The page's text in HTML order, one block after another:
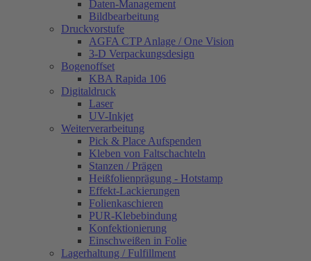
Daten-Management
Bildbearbeitung
Druckvorstufe
AGFA CTP Anlage / One Vision
3-D Verpackungsdesign
Bogenoffset
KBA Rapida 106
Digitaldruck
Laser
UV-Inkjet
Weiterverarbeitung
Pick & Place Aufspenden
Kleben von Faltschachteln
Stanzen / Prägen
Heißfolienprägung - Hotstamp
Effekt-Lackierungen
Folienkaschieren
PUR-Klebebindung
Konfektionierung
Einschweißen in Folie
Lagerhaltung / Fulfillment